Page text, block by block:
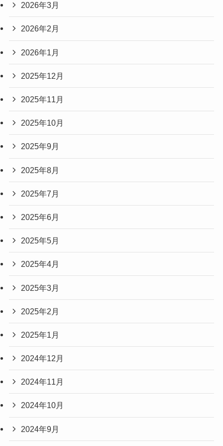
2026年3月
2026年2月
2026年1月
2025年12月
2025年11月
2025年10月
2025年9月
2025年8月
2025年7月
2025年6月
2025年5月
2025年4月
2025年3月
2025年2月
2025年1月
2024年12月
2024年11月
2024年10月
2024年9月